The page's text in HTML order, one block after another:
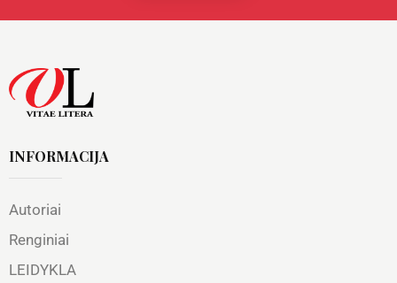
INFORMACIJA
Autoriai
Renginiai
LEIDYKLA